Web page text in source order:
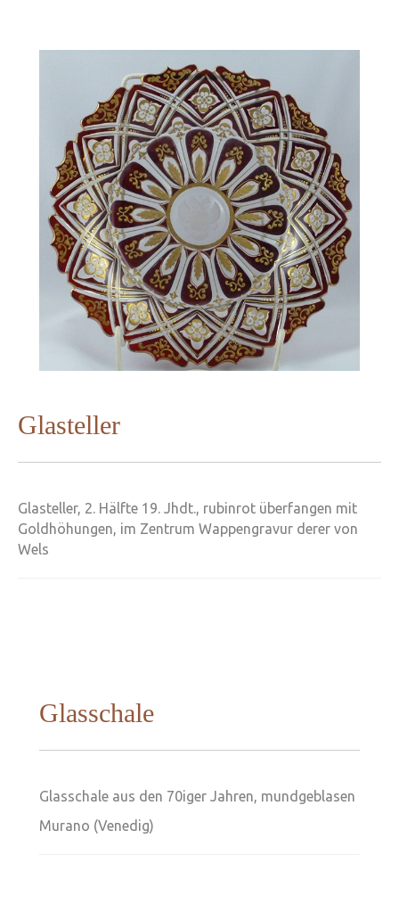
Glasteller
Glasteller, 2. Hälfte 19. Jhdt., rubinrot überfangen mit
Goldhöhungen, im Zentrum Wappengravur derer von
Wels
Glasschale
Glasschale aus den 70iger Jahren, mundgeblasen
Murano (Venedig)